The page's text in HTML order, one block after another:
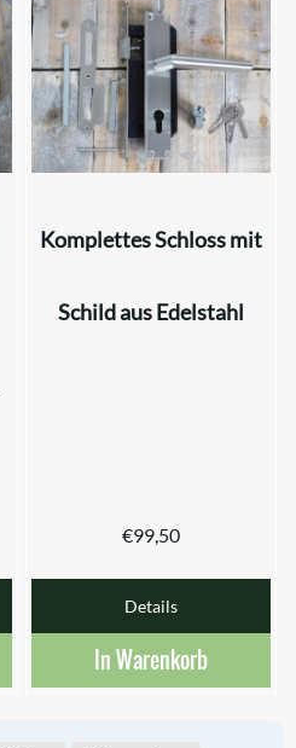
Komplettes Schloss mit
Schild aus Edelstahl
€99,50
Details
In Warenkorb